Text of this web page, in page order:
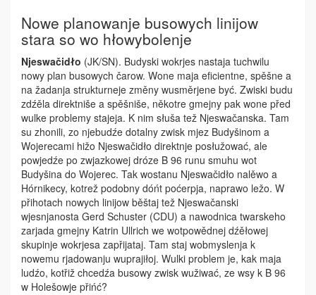
Nowe planowanje busowych linijow
stara so wo hłowybolenje
Njeswačidło (JK/SN). Budyski wokrjes nastaja tuchwilu
nowy plan busowych čarow. Wone maja eficientne, spěšne a
na žadanja strukturneje změny wu­směrjene być. Zwiski budu
zdźěla di­rektniše a spěšniše, někotre gmejny pak wo­ne před
wulke problemy stajeja. K nim słuša tež Njeswačanska. Tam
su zhonili, zo njebudźe dotalny zwisk mjez Budyšinom a
Wojerecami hižo Njeswačidło direktnje posłužować, ale
powjedźe po zwjazkowej dróze B 96 runu smuhu wot
Budyšina do Wo­jerec. Tak wostanu Njeswačidło nalěwo a
Hórnikecy, kotrež podobny dóńt poćerpja, naprawo ležo. W
přihotach nowych linijow běštaj tež Njeswačanski
wjesnjanosta Gerd Schuster (CDU) a nawodnica twarskeho
zarjada gmejny Katrin Ullrich we wotpowědnej dźěłowej
skupinje wokrjesa zapři­jataj. Tam staj wobmyslenja k
nowemu rjadowanju wupra­jiłoj. Wulki problem je, kak maja
ludźo, kotřiž chcedźa busowy zwisk wužiwać, ze wsy k B 96
w Holešowje přińć?